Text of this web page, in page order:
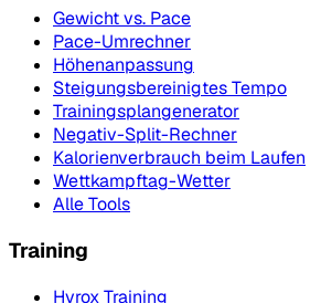
Gewicht vs. Pace
Pace-Umrechner
Höhenanpassung
Steigungsbereinigtes Tempo
Trainingsplangenerator
Negativ-Split-Rechner
Kalorienverbrauch beim Laufen
Wettkampftag-Wetter
Alle Tools
Training
Hyrox Training